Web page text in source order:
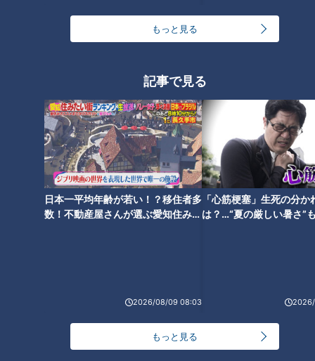
もっと見る
記事で見る
日本一平均年齢が若い！？移住者多
数！不動産屋さんが選ぶ愛知住みた
2026/08/09 08:03
「心筋梗塞」生死の分か
は？…“夏の厳しい暑さ”
もっと見る
めったに見られないあの珍しい
動物とゼロ距離でご対面！ 『東
山動植物園』の最新人気スポッ
トを体験リポート！！